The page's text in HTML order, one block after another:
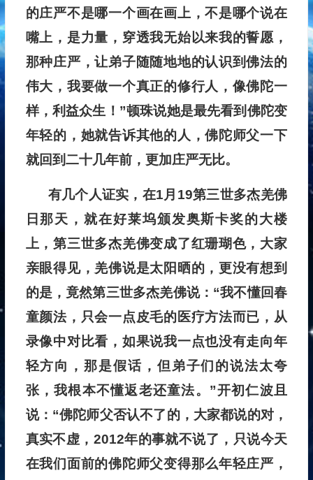
的庄严不是哪一个画在画上，不是哪个说在
嘴上，是力量，穿透我无始以来我的誓愿，
那种庄严，让弟子随随地地的认识到佛法的
伟大，我要做一个真正的修行人，像佛陀一
样，利益众生！”顿珠说她是最先看到佛陀变
年轻的，她就告诉其他的人，佛陀师父一下
就回到二十几年前，更加庄严无比。
有几个人证实，在1月19第三世多杰羌佛
日那天，就在好莱坞颁发奥斯卡奖的大楼
上，第三世多杰羌佛变成了红珊瑚色，大家
亲眼得见，羌佛说是太阳晒的，更没有想到
的是，竟然第三世多杰羌佛说：“我不懂回春
童颜法，只会一点皮毛的医疗方法而已，从
录像中对比看，如果说我一点也没有走向年
轻方向，那是假话，但弟子们的说法太夸
张，我根本不懂返老还童法。”开初仁波且
说：“佛陀师父否认不了的，大家都说的对，
真实不虚，2012年的事就不说了，只说今天
在我们面前的佛陀师父变得那么年轻庄严，